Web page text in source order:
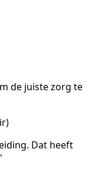
de juiste zorg te
Dat heeft